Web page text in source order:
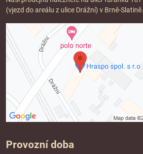
(vjezd do areálu z ulice Drážní) v Brně-Slatině.
Provozní doba